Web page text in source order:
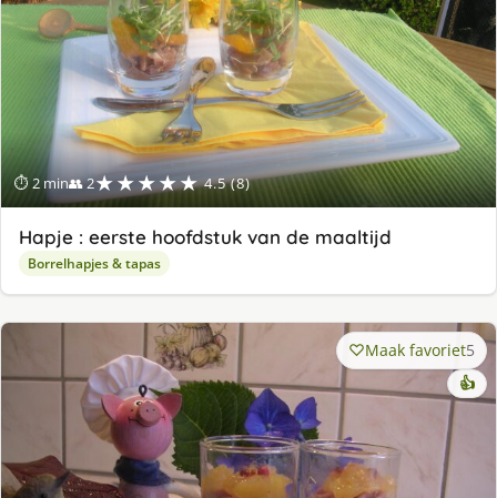
⏱ 2 min👥 2★★★★★ 4.5 (8)
Hapje : eerste hoofdstuk van de maaltijd
Borrelhapjes & tapas
Maak favoriet5
👍